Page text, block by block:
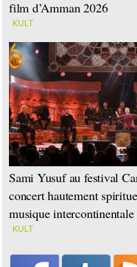
film d’Amman 2026
KULT
Sami Yusuf au festival
concert hautement
musique intercontinentale
KULT